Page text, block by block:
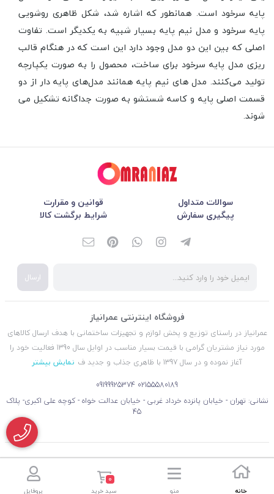
پایه سرخود است. همانطور که اشاره شد، شکل ظاهری روشویی
پایه سرخود و مدل نیم پایه بسیار شبیه به یکدیگر است. تفاوت
اصلی که بین این دو مدل وجود دارد این است که در هنگام قالب
ریزی مدل پایه سرخود برای ساخت، محصول را به صورت یکپارچه
تولید می‌کنند. مدل های نیم پایه همانند مدل‌های پایه دار از دو
قسمت اصلی پایه و کاسه شستشو به صورت جداگانه تشکیل می
شوند.
سوالات متداول
قوانین و مقرارت
پیگیری سفارش
شرایط برگشت کالا
ارسال
فروشگاه اینترنتی عمرانیاز
عمرانیاز در راستای توزیع و پخش لوازم و تجهیزات ساختمانی با هدف ارسال کالاهای
مورد نیاز مشتریان گرامی با قیمت بسیار مناسب در اوایل سال 1390 فعالیت خود را
آغاز نموده و در سال 1397 با ظاهری جذاب و جدید ف
نمایش بیشتر
02155580189
09199925374
نشانی: تهران - خیابان پانزده خرداد غربی - خیابان عدالت خواه - کوچه علی اکبری- پلاک
45
خانه منو
0
سبد خرید پروفایل